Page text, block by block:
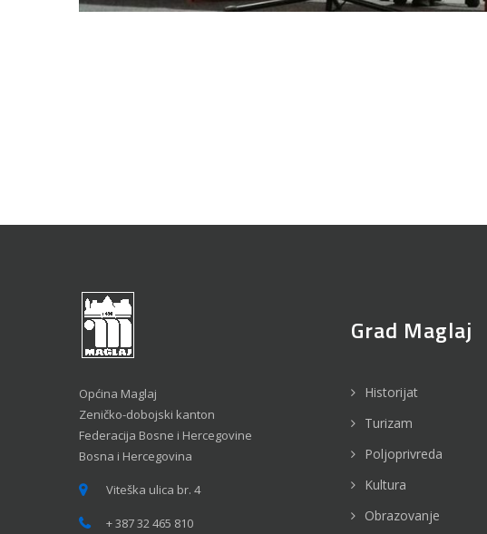
Općina Maglaj
Zeničko-dobojski kanton
Federacija Bosne i Hercegovine
Bosna i Hercegovina
Viteška ulica br. 4
+ 387 32 465 810
Grad Maglaj
Historijat
Turizam
Poljoprivreda
Kultura
Obrazovanje